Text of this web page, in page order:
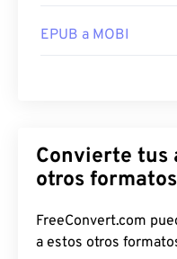
EPUB a MOBI
Convierte tus
otros formatos
FreeConvert.com
a estos otros